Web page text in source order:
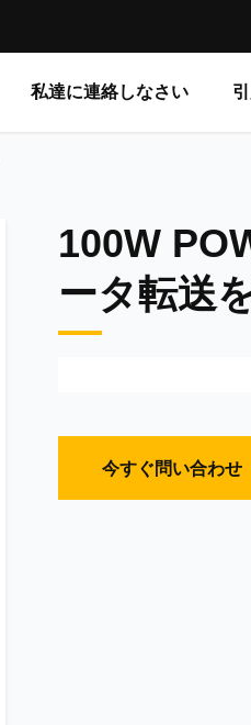
私達に連絡しなさい
100W
ータ転送
今すぐ問い合わせ